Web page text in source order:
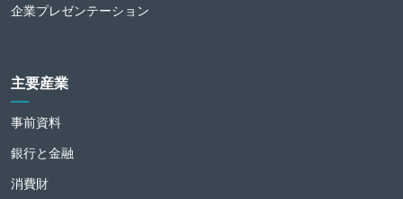
企業プレゼンテーション
主要産業
事前資料
銀行と金融
消費財